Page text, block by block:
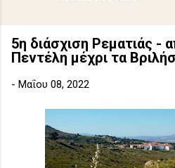
5η διάσχιση Ρεματιάς -
Πεντέλη μέχρι τα
- Μαΐου 08, 2022